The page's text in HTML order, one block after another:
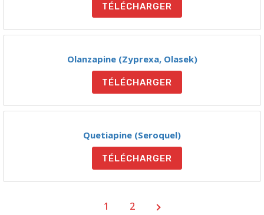
TÉLÉCHARGER
Olanzapine (Zyprexa, Olasek)
TÉLÉCHARGER
Quetiapine (Seroquel)
TÉLÉCHARGER
1 2